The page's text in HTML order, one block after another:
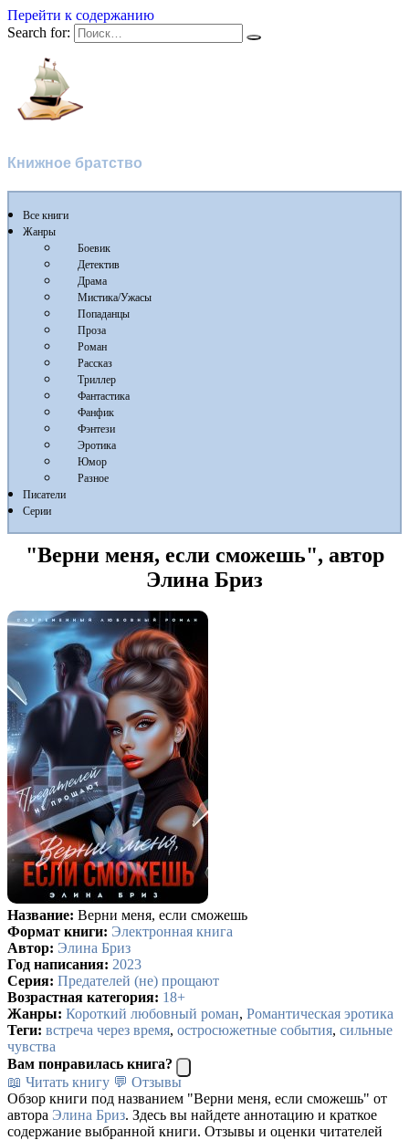
Перейти к содержанию
Search for:
Книжное братство
Все книги
Жанры
Боевик
Детектив
Драма
Мистика/Ужасы
Попаданцы
Проза
Роман
Рассказ
Триллер
Фантастика
Фанфик
Фэнтези
Эротика
Юмор
Разное
Писатели
Серии
"Верни меня, если сможешь", автор
Элина Бриз
Название: Верни меня, если сможешь
Формат книги: Электронная книга
Автор: Элина Бриз
Год написания: 2023
Серия: Предателей (не) прощают
Возрастная категория: 18+
Жанры: Короткий любовный роман, Романтическая эротика
Теги: встреча через время, остросюжетные события, сильные
чувства
Вам понравилась книга?
📖 Читать книгу 💬 Отзывы
Обзор книги под названием "Верни меня, если сможешь" от
автора Элина Бриз. Здесь вы найдете аннотацию и краткое
содержание выбранной книги. Отзывы и оценки читателей